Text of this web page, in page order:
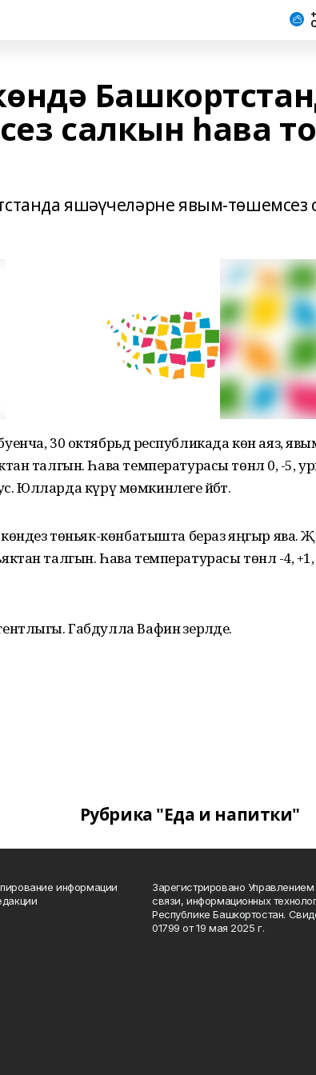
салкын һава
яшәүчеләрне явым-төшемсез
30 октябрьдә республикада көн аяз,
талгын. Һава температурасы төнлә 0, -5,
Юлларда күрү мөмкинлеге әйбәт.
көндез төньяк-көнбатышта бераз яңгыр ява.
талгын. Һава температурасы төнлә -4,
Габдулла Вафин әзерләде.
Рубрика "Еда и напитки"
информации
Зарегистрировано
связи, информационных
Республике Башкортостан.
01799 от 19 мая 2025 г.